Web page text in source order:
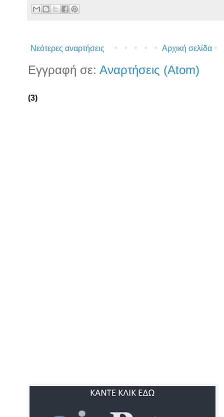
Νεότερες αναρτήσεις Αρχική σελίδα
Εγγραφή σε: Αναρτήσεις (Atom)
(3)